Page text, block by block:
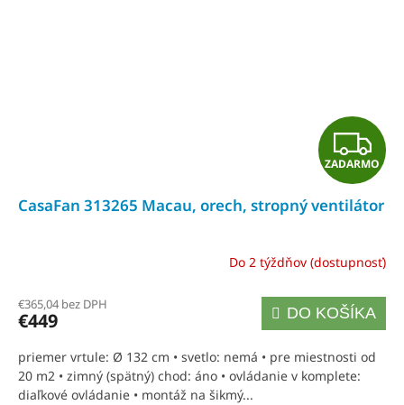
Z
A
D
A
R
M
O
ZADARMO
CasaFan 313265 Macau, orech, stropný ventilátor
Do 2 týždňov (dostupnosť)
€365,04 bez DPH
€449 DO KOŠÍKA
priemer vrtule: Ø 132 cm • svetlo: nemá • pre miestnosti od
20 m2 • zimný (spätný) chod: áno • ovládanie v komplete:
diaľkové ovládanie • montáž na šikmý...